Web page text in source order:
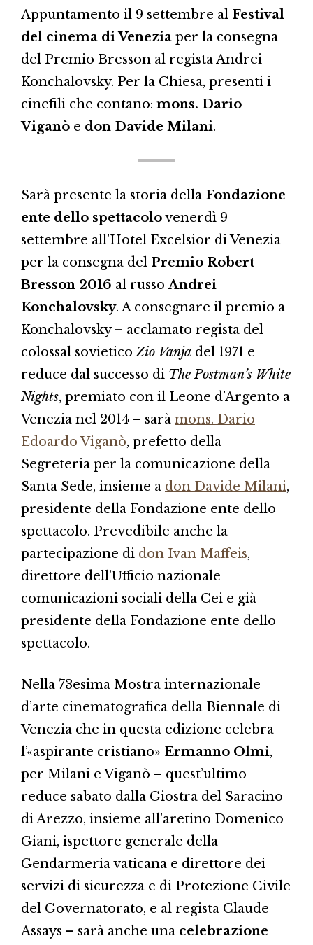
Appuntamento il 9 settembre al Festival
del cinema di Venezia per la consegna
del Premio Bresson al regista Andrei
Konchalovsky. Per la Chiesa, presenti i
cinefili che contano: mons. Dario
Viganò e don Davide Milani.
Sarà presente la storia della Fondazione
ente dello spettacolovenerdì 9
settembre all’Hotel Excelsior di Venezia
per la consegna del Premio Robert
Bresson 2016 al russoAndrei
Konchalovsky. A consegnare il premio a
Konchalovsky – acclamato regista del
colossal sovietico Zio Vanja del 1971 e
reduce dal successo di The Postman’s White
Nights, premiato con il Leone d’Argento a
Venezia nel 2014 – sarà mons. Dario
Edoardo Viganò, prefetto della
Segreteria per la comunicazione della
Santa Sede, insieme a don Davide Milani,
presidente della Fondazione ente dello
spettacolo. Prevedibile anche la
partecipazione di don Ivan Maffeis,
direttore dell’Ufficio nazionale
comunicazioni sociali della Cei e già
presidente della Fondazione ente dello
spettacolo.
Nella 73esima Mostra internazionale
d’arte cinematografica della Biennale di
Venezia che in questa edizione celebra
l’«aspirante cristiano» Ermanno Olmi,
per Milani e Viganò – quest’ultimo
reduce sabato dalla Giostra del Saracino
di Arezzo, insieme all’aretino Domenico
Giani, ispettore generale della
Gendarmeria vaticana e direttore dei
servizi di sicurezza e di Protezione Civile
del Governatorato, e al regista Claude
Assays – sarà anche una celebrazione